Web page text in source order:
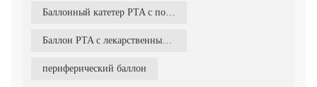
* Высокий уровень передачи наркотиков в судно
* Выдержал высокое давление и устойчив к разрыву.
периферический баллон